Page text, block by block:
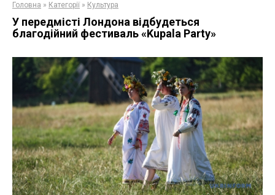
Головна » Категорії » Культура
У передмісті Лондона відбудеться
благодійний фестиваль «Kupala Party»